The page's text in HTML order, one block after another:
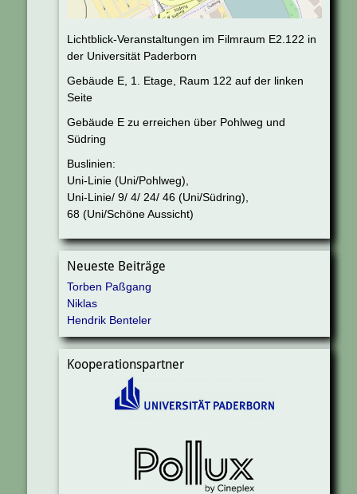
Lichtblick-Veranstaltungen im Filmraum E2.122 in
der Universität Paderborn
Gebäude E, 1. Etage, Raum 122 auf der linken
Seite
Gebäude E zu erreichen über Pohlweg und
Südring
Buslinien:
Uni-Linie (Uni/Pohlweg),
Uni-Linie/ 9/ 4/ 24/ 46 (Uni/Südring),
68 (Uni/Schöne Aussicht)
Neueste Beiträge
Torben Paßgang
Niklas
Hendrik Benteler
Kooperationspartner